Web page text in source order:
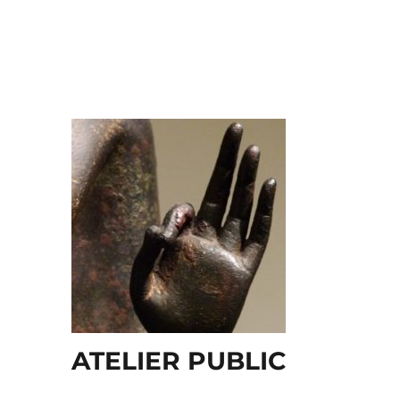
ATELIER PUBLIC